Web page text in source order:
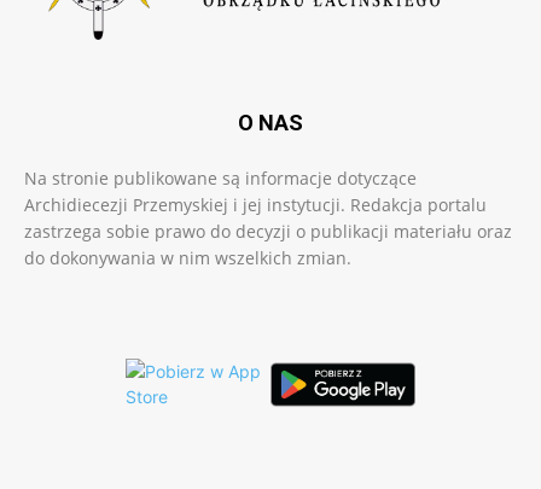
O NAS
Na stronie publikowane są informacje dotyczące
Archidiecezji Przemyskiej i jej instytucji. Redakcja portalu
zastrzega sobie prawo do decyzji o publikacji materiału oraz
do dokonywania w nim wszelkich zmian.